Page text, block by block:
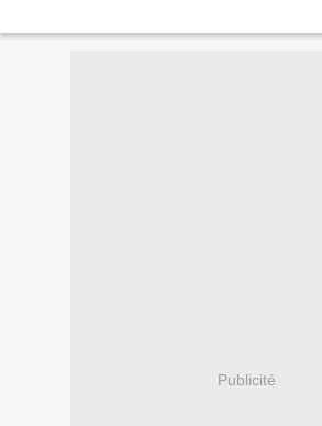
Publicité